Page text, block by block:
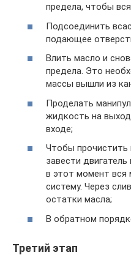
предела, чтобы
Подсоединить
подающее
Влить масло и
предела. Это
массы вышли из
Проделать
жидкость на
входе;
Чтобы прочистить
завести
в этот момент вся
систему. Через
остатки масла;
В обратном
Третий этап